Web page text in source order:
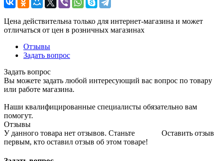
Цена действительна только для интернет-магазина и может
отличаться от цен в розничных магазинах
Отзывы
Задать вопрос
Задать вопрос
Вы можете задать любой интересующий вас вопрос по товару
или работе магазина.
Наши квалифицированные специалисты обязательно вам
помогут.
Отзывы
Оставить отзыв
У данного товара нет отзывов. Станьте
первым, кто оставил отзыв об этом товаре!